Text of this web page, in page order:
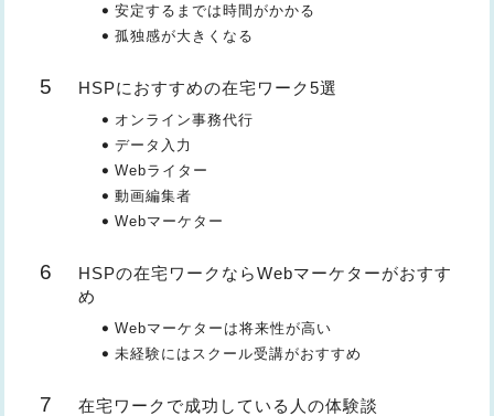
安定するまでは時間がかかる
孤独感が大きくなる
HSPにおすすめの在宅ワーク5選
オンライン事務代行
データ入力
Webライター
動画編集者
Webマーケター
HSPの在宅ワークならWebマーケターがおすす
め
Webマーケターは将来性が高い
未経験にはスクール受講がおすすめ
在宅ワークで成功している人の体験談